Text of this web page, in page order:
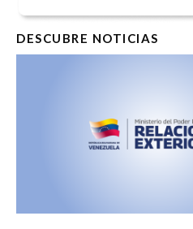
DESCUBRE NOTICIAS